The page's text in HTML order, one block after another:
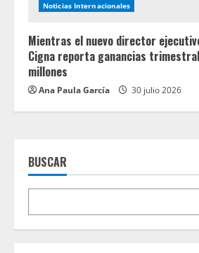
Noticias Internacionales
Mientras el nuevo director
Cigna reporta ganancias
millones
Ana Paula García 30 julio 2026
BUSCAR